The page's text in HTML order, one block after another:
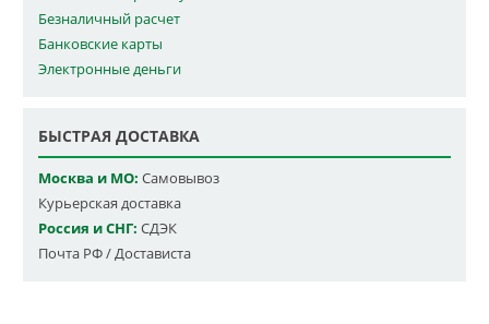
Безналичный расчет
Банковские карты
Электронные деньги
БЫСТРАЯ ДОСТАВКА
Москва и МО: Самовывоз
Курьерская доставка
Россия и СНГ: СДЭК
Почта РФ / Достависта